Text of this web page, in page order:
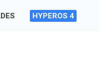
HYPEROS 4